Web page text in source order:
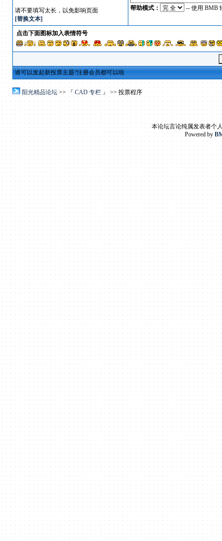
请不要填写太长，以免影响页面
[替换文本]
帮助模式： -- 使用
点击下面图标加入表情符号
谁可以发起新投票主题?注册会员都可以啦
阳光精品论坛>> 『 CAD 专栏 』 >> 投票程序
本论坛言论纯属发表者个
Powered by